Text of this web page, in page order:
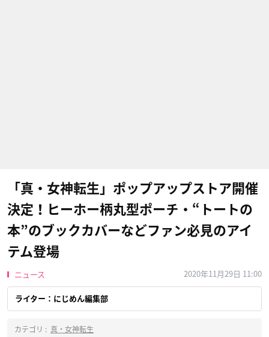
「真・女神転生」ポップアップストア開催
決定！ヒーホー柄丸型ポーチ・“トートの
本”のブックカバーなどファン必見のアイ
テム登場
ニュース 2020年11月29日 11:00
ライター：にじめん編集部
カテゴリ : 真・女神転生